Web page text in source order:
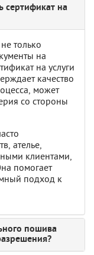
на
только
на
на услуги
качество
может
со стороны
ателье,
клиентами,
помогает
подход к
пошива